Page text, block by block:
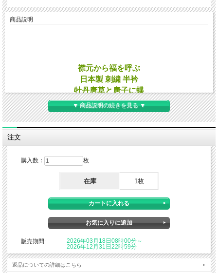
商品説明
襟元から福を呼ぶ
日本製 刺繍 半衿
牡丹唐草と唐子に蝶
２通りの柄をお楽しみ下さい
▼ 商品説明の続きを見る ▼
注文
購入数： 枚
在庫 1枚
販売期間:
2026年03月18日08時00分～
2026年12月31日22時59分
返品についての詳細はこちら